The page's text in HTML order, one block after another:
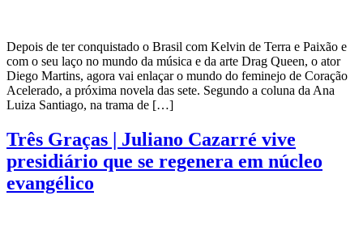
Depois de ter conquistado o Brasil com Kelvin de Terra e Paixão e
com o seu laço no mundo da música e da arte Drag Queen, o ator
Diego Martins, agora vai enlaçar o mundo do feminejo de Coração
Acelerado, a próxima novela das sete. Segundo a coluna da Ana
Luiza Santiago, na trama de […]
Três Graças | Juliano Cazarré vive
presidiário que se regenera em núcleo
evangélico